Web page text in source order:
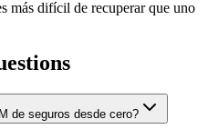
más difícil de recuperar que uno
de seguros desde cero?